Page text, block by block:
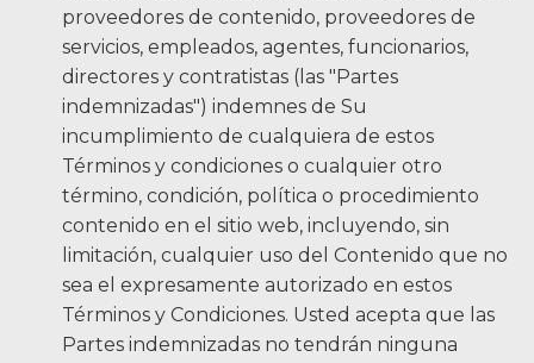
proveedores de contenido, proveedores de
servicios, empleados, agentes, funcionarios,
directores y contratistas (las "Partes
indemnizadas") indemnes de Su
incumplimiento de cualquiera de estos
Términos y condiciones o cualquier otro
término, condición, política o procedimiento
contenido en el sitio web, incluyendo, sin
limitación, cualquier uso del Contenido que no
sea el expresamente autorizado en estos
Términos y Condiciones. Usted acepta que las
Partes indemnizadas no tendrán ninguna